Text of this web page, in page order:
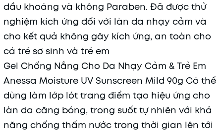
dầu khoáng và không Paraben. Đã được thử
nghiệm kích ứng đối với làn da nhạy cảm và
cho kết quả không gây kích ứng, an toàn cho
cả trẻ sơ sinh và trẻ em
Gel Chống Nắng Cho Da Nhạy Cảm & Trẻ Em
Anessa Moisture UV Sunscreen Mild 90g Có thể
dùng làm lớp lót trang điểm tạo hiệu ứng cho
làn da căng bóng, trong suốt tự nhiên với khả
năng chống thấm nước trong thời gian lên tới